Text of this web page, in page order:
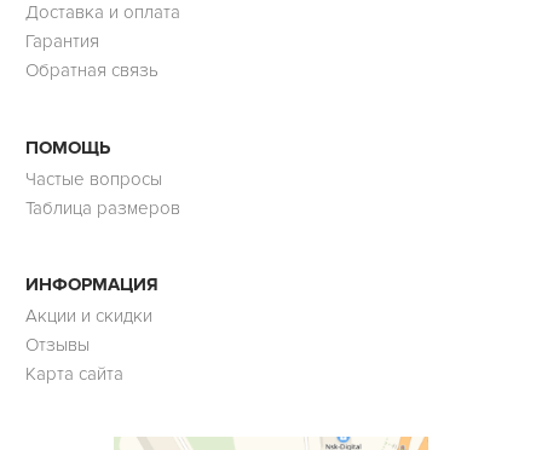
Доставка и оплата
Гарантия
Обратная связь
ПОМОЩЬ
Частые вопросы
Таблица размеров
ИНФОРМАЦИЯ
Акции и скидки
Отзывы
Карта сайта